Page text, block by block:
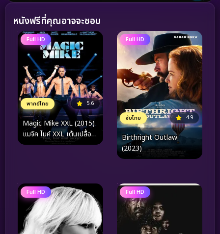
หนังฟรีที่คุณอาจจะชอบ
Full HD
พากย์ไทย 5.6
Magic Mike XXL (2015)
แมจิค ไมค์ XXL เต้นเปลื้อง
ฝัน
Full HD
ซับไทย 4.9
Birthright Outlaw
(2023)
Full HD Full HD